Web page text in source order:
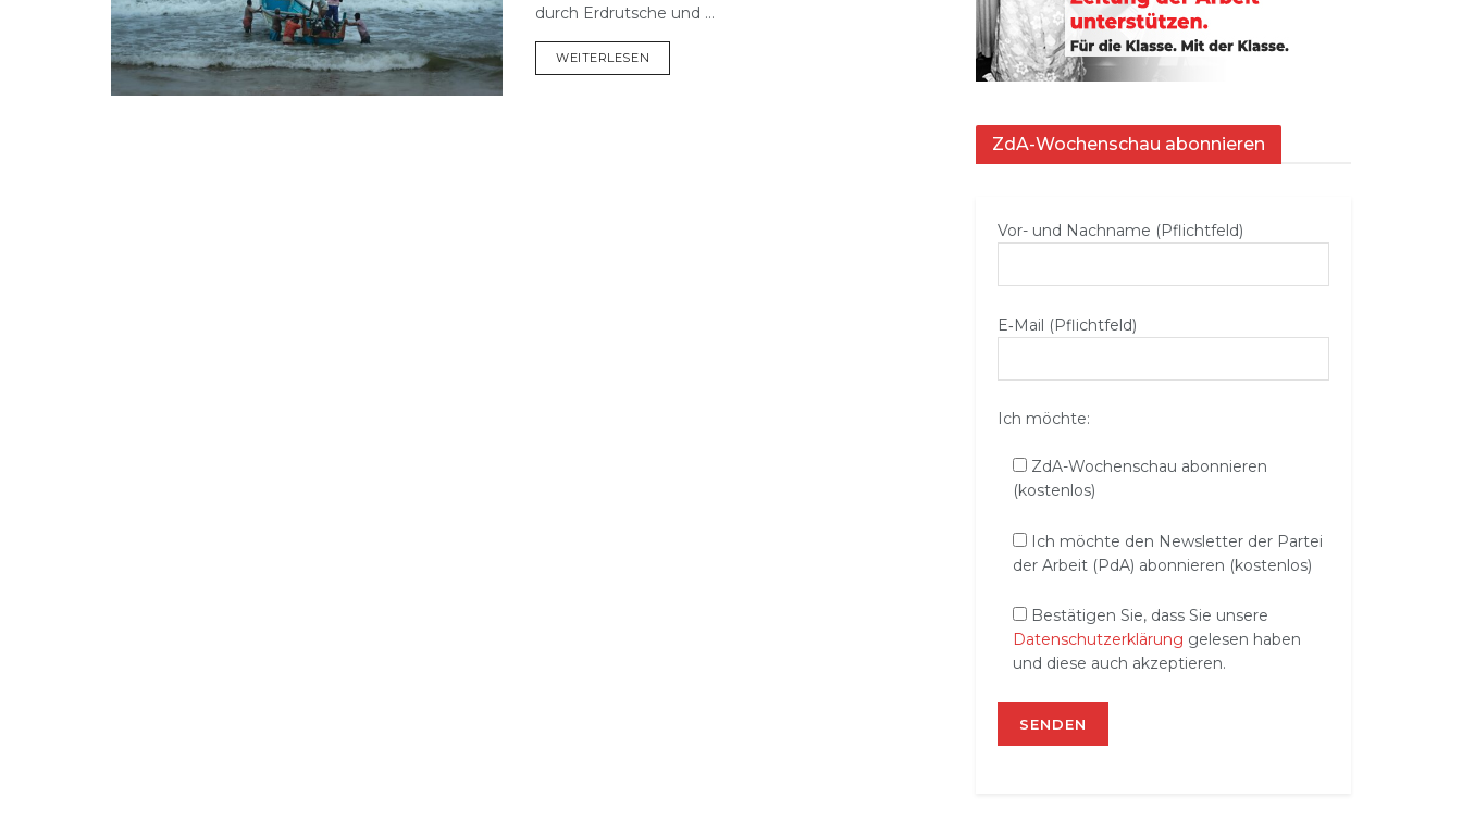
durch Erdrutsche und ...
WEITERLESEN
ZdA-Wochenschau abonnieren
Vor- und Nachname (Pflichtfeld)
E‑Mail (Pflichtfeld)
Ich möchte:
ZdA-Wochenschau abonnieren
(kostenlos)
Ich möchte den Newsletter der Partei
der Arbeit (PdA) abonnieren (kostenlos)
Bestätigen Sie, dass Sie unsere
Datenschutzerklärung gelesen haben
und diese auch akzeptieren.